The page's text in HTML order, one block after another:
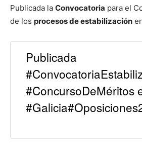
Publicada la Convocatoria para el
de los procesos de estabilización
Publicada
#ConcursoDeMéritos